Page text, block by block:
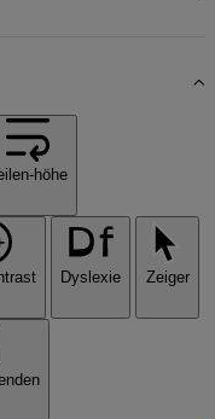
höhe
Dyslexie Zeiger